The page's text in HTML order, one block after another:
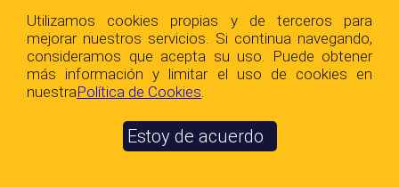
Utilizamos cookies propias y de terceros para
mejorar nuestros servicios. Si continua navegando,
consideramos que acepta su uso. Puede obtener
más información y limitar el uso de cookies en
nuestraPolí­tica de Cookies.
Estoy de acuerdo